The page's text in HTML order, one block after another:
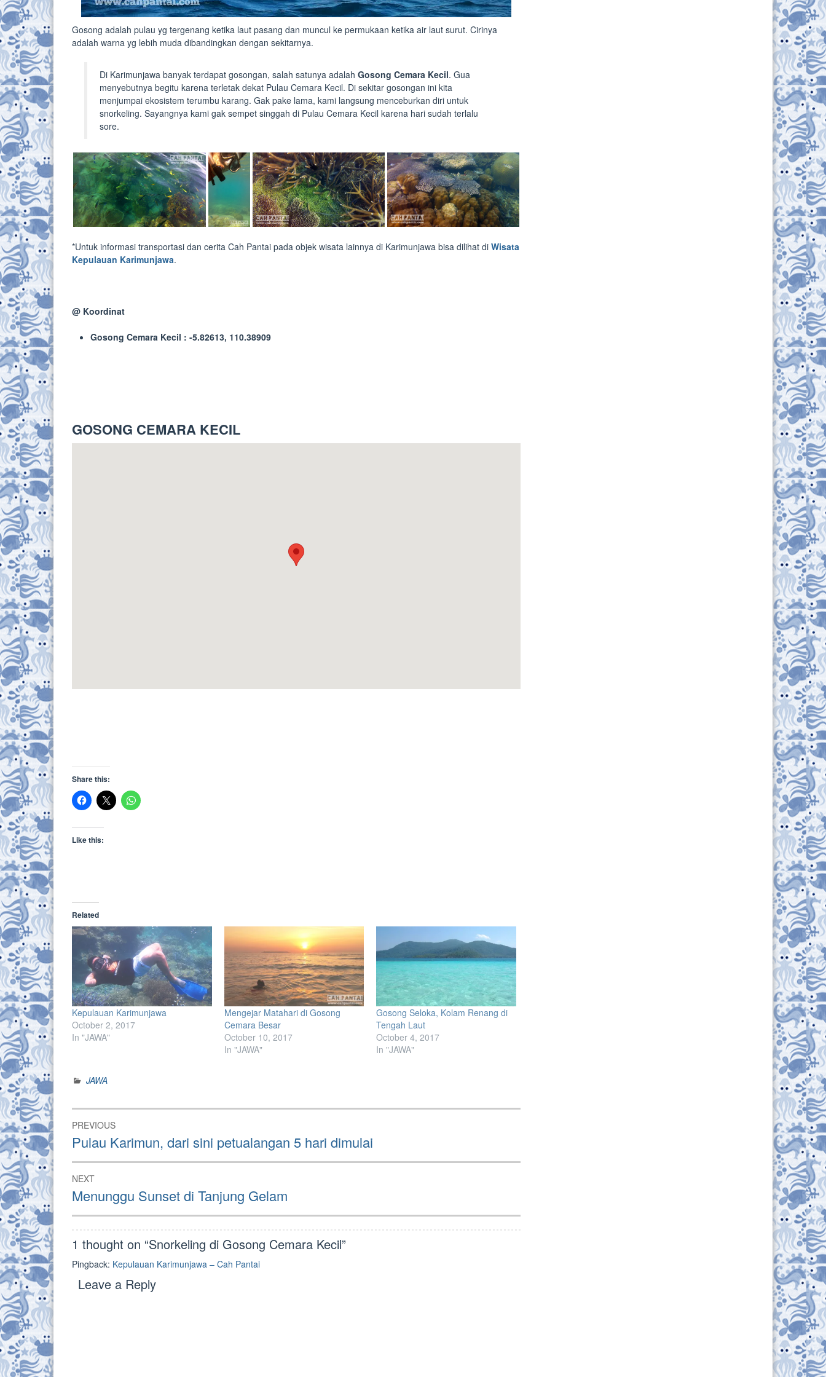
Gosong adalah pulau yg tergenang ketika laut pasang dan muncul ke permukaan ketika air laut surut. Cirinya
adalah warna yg lebih muda dibandingkan dengan sekitarnya.
Di Karimunjawa banyak terdapat gosongan, salah satunya adalah Gosong Cemara Kecil. Gua
menyebutnya begitu karena terletak dekat Pulau Cemara Kecil. Di sekitar gosongan ini kita
menjumpai ekosistem terumbu karang. Gak pake lama, kami langsung menceburkan diri untuk
snorkeling. Sayangnya kami gak sempet singgah di Pulau Cemara Kecil karena hari sudah terlalu
sore.
*Untuk informasi transportasi dan cerita Cah Pantai pada objek wisata lainnya di Karimunjawa bisa dilihat di Wisata
Kepulauan Karimunjawa.
@ Koordinat
Gosong Cemara Kecil : -5.82613, 110.38909
GOSONG CEMARA KECIL
Share this:
Like this:
Related
Kepulauan Karimunjawa
October 2, 2017
In "JAWA"
Mengejar Matahari di Gosong
Cemara Besar
October 10, 2017
In "JAWA"
Gosong Seloka, Kolam Renang di
Tengah Laut
October 4, 2017
In "JAWA"
JAWA
Post
navigation
PREVIOUS
Previous
post:
Pulau Karimun, dari sini petualangan 5 hari dimulai
NEXT
Next
post:
Menunggu Sunset di Tanjung Gelam
1 thought on “Snorkeling di Gosong Cemara Kecil”
Pingback: Kepulauan Karimunjawa – Cah Pantai
Leave a Reply